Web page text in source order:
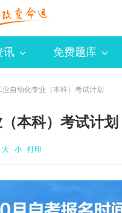
讯 免费题库
业自动化专业（本科）考试计划
本科）考试计划
大 小 打印